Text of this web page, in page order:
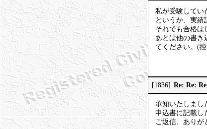
私が受験してい
というか、実績
それでも合格は
あとは他の書き
てください。(
[1836] Re: Re:
承知いたしまし
申込書に記載し
ご返信、ありが